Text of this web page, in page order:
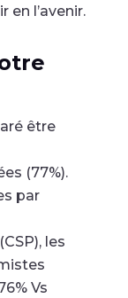
l’avenir.
être
(77%).
par
les
Vs